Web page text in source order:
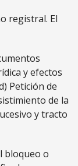
registral. El
y efectos
Petición de
de la
y tracto
bloqueo o